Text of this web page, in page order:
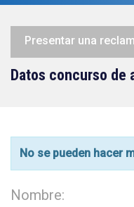
Presentar una
Datos concurso de
No se pueden hacer
Nombre: